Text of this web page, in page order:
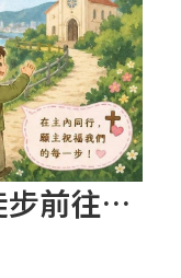
道禮儀
道禮儀 2026/7/4(六) 一起徒步前往淡水法蒂瑪